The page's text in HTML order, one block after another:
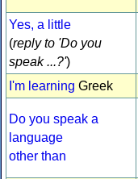
Yes, a little
(reply to 'Do you
speak ...?')
I'm learning Greek
Do you speak a
language
other than